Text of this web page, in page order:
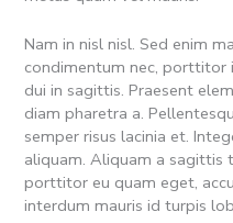
Nam in nisl nisl. Sed enim
condimentum nec, porttitor
dui in sagittis. Praesent
diam pharetra a.
semper risus lacinia et.
aliquam. Aliquam a sagittis
porttitor eu quam eget,
interdum mauris id turpis